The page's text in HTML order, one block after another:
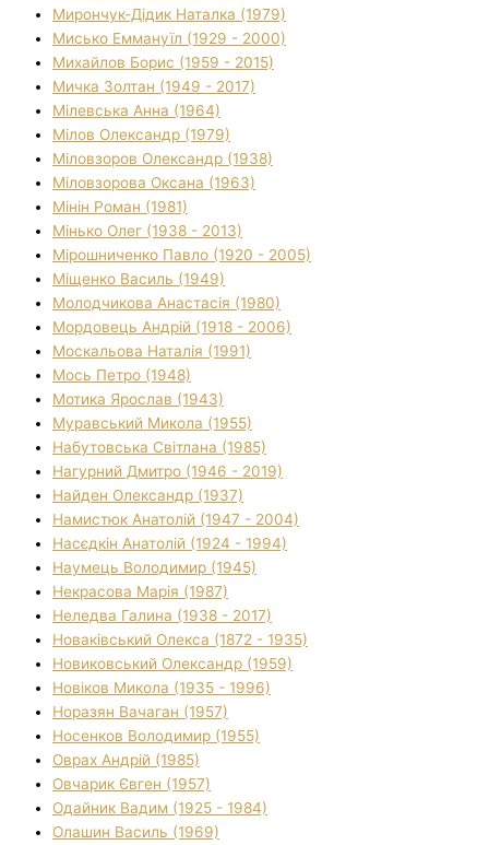
Мирончук-Дідик Наталка (1979)
Мисько Еммануїл (1929 - 2000)
Михайлов Борис (1959 - 2015)
Мичка Золтан (1949 - 2017)
Мілевська Анна (1964)
Мілов Олександр (1979)
Міловзоров Олександр (1938)
Міловзорова Оксана (1963)
Мінін Роман (1981)
Мінько Олег (1938 - 2013)
Мірошниченко Павло (1920 - 2005)
Міщенко Василь (1949)
Молодчикова Анастасія (1980)
Мордовець Андрій (1918 - 2006)
Москальова Наталія (1991)
Мось Петро (1948)
Мотика Ярослав (1943)
Муравський Микола (1955)
Набутовська Світлана (1985)
Нагурний Дмитро (1946 - 2019)
Найден Олександр (1937)
Намистюк Анатолій (1947 - 2004)
Насєдкін Анатолій (1924 - 1994)
Наумець Володимир (1945)
Некрасова Марія (1987)
Неледва Галина (1938 - 2017)
Новаківський Олекса (1872 - 1935)
Новиковський Олександр (1959)
Новіков Микола (1935 - 1996)
Норазян Вачаган (1957)
Носенков Володимир (1955)
Оврах Андрій (1985)
Овчарик Євген (1957)
Одайник Вадим (1925 - 1984)
Олашин Василь (1969)